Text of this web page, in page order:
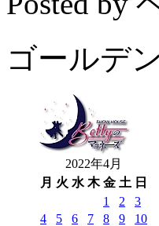
ゴールデ
2022年4月
月 火 水 木 金 土 日
1 2
3
4
5 6 7 8 9
10